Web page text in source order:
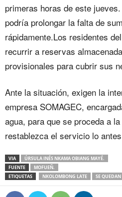
primeras horas de este
podría prolongar la falta de
rápidamente.Los residentes
recurrir a reservas
provisionales para cubrir sus
Ante la situación, exigen la
empresa SOMAGEC,
agua, para que se proceda a
restablezca el servicio lo
VIA
ÚRSULA INÉS NKAMA OBIANG MAYÉ.
FUENTE
MOFUEÑ.
ETIQUETAS
NKOLOMBONG LATE SE QUEDAN